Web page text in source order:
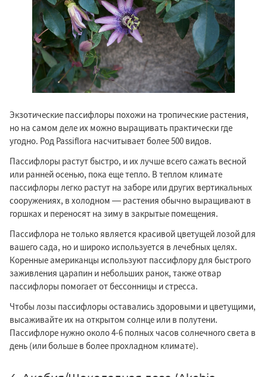
Экзотические пассифлоры похожи на тропические растения,
но на самом деле их можно выращивать практически где
угодно. Род Passiflora насчитывает более 500 видов.
Пассифлоры растут быстро, и их лучше всего сажать весной
или ранней осенью, пока еще тепло. В теплом климате
пассифлоры легко растут на заборе или других вертикальных
сооружениях, в холодном — растения обычно выращивают в
горшках и переносят на зиму в закрытые помещения.
Пассифлора не только является красивой цветущей лозой для
вашего сада, но и широко используется в лечебных целях.
Коренные американцы используют пассифлору для быстрого
заживления царапин и небольших ранок, также отвар
пассифлоры помогает от бессонницы и стресса.
Чтобы лозы пассифлоры оставались здоровыми и цветущими,
высаживайте их на открытом солнце или в полутени.
Пассифлоре нужно около 4-6 полных часов солнечного света в
день (или больше в более прохладном климате).